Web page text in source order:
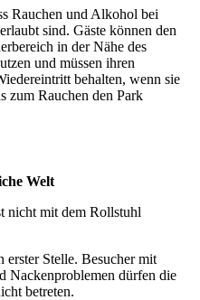
Rauchen und Alkohol bei
sind. Gäste können den
in der Nähe des
und müssen ihren
behalten, wenn sie
zum Rauchen den Park
Welt
nicht mit dem Rollstuhl
erster Stelle. Besucher mit
Nackenproblemen dürfen die
betreten.